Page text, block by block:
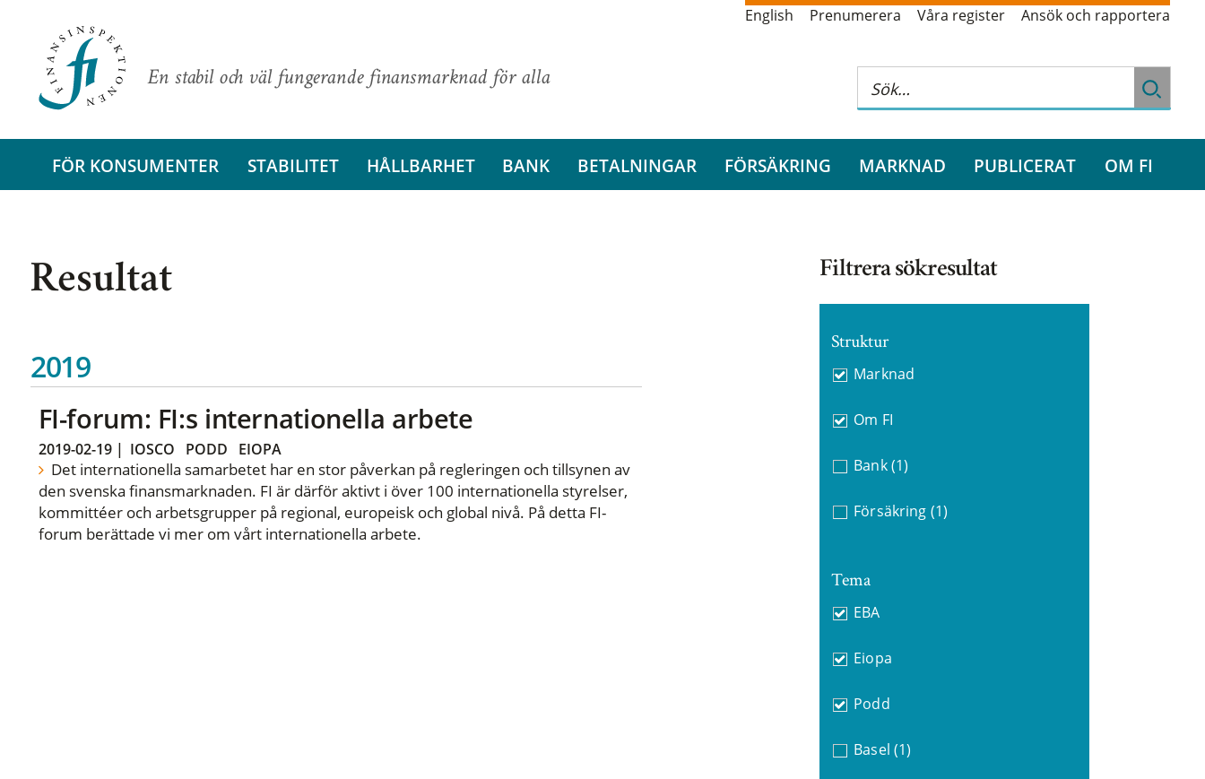
En stabil och väl fungerande finansmarknad för alla
English Prenumerera Våra register Ansök och rapportera
FÖR KONSUMENTER STABILITET HÅLLBARHET BANK BETALNINGAR FÖRSÄKRING MARKNAD PUBLICERAT OM FI
Resultat
2019
FI-forum: FI:s internationella arbete
2019-02-19| IOSCO PODD EIOPA
Det internationella samarbetet har en stor påverkan på regleringen och tillsynen av
den svenska finansmarknaden. FI är därför aktivt i över 100 internationella styrelser,
kommittéer och arbetsgrupper på regional, europeisk och global nivå. På detta FI-
forum berättade vi mer om vårt internationella arbete.
Filtrera sökresultat
Struktur
Marknad
Om FI
Bank (1)
Försäkring (1)
Tema
EBA
Eiopa
Podd
Basel (1)